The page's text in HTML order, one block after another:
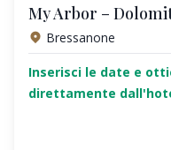
My Arbor –
Bressanone
Inserisci le date e
direttamente